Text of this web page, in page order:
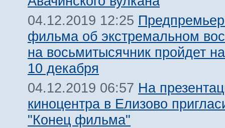
04.12.2019 12:25
фильма об экстремальном
на восьмитысячник пройдет
10 декабря
04.12.2019 06:57 На
киноцентра в Елизово
"Конец фильма"